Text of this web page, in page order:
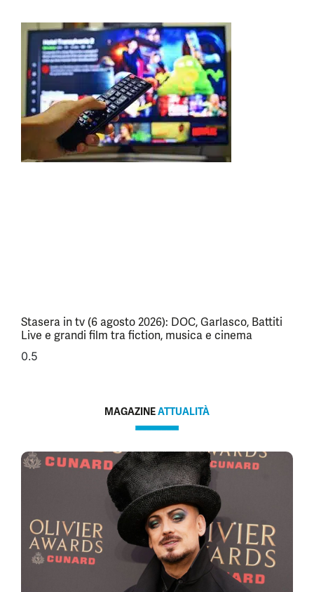
Stasera in tv (6 agosto 2026): DOC, Garlasco, Battiti
Live e grandi film tra fiction, musica e cinema
MAGAZINEATTUALITÀ